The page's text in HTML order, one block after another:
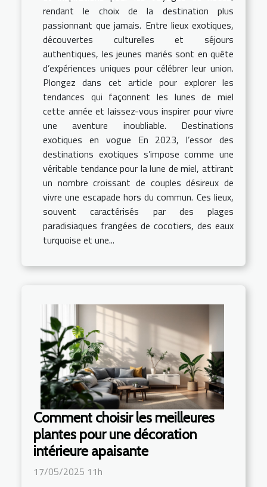
rendant le choix de la destination plus
passionnant que jamais. Entre lieux exotiques,
découvertes culturelles et séjours
authentiques, les jeunes mariés sont en quête
d’expériences uniques pour célébrer leur union.
Plongez dans cet article pour explorer les
tendances qui façonnent les lunes de miel
cette année et laissez-vous inspirer pour vivre
une aventure inoubliable. Destinations
exotiques en vogue En 2023, l’essor des
destinations exotiques s’impose comme une
véritable tendance pour la lune de miel, attirant
un nombre croissant de couples désireux de
vivre une escapade hors du commun. Ces lieux,
souvent caractérisés par des plages
paradisiaques frangées de cocotiers, des eaux
turquoise et une...
Comment choisir les meilleures
plantes pour une décoration
intérieure apaisante
17/05/2025 11h